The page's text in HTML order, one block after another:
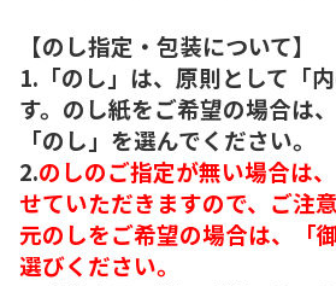
【のし指定・包装について】
1.「のし」は、原則として「
す。のし紙をご希望の場合は
「のし」を選んでください。
2.のしのご指定が無い場合は
せていただきますので、ご注
元のしをご希望の場合は、「
選びください。